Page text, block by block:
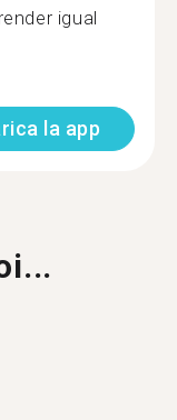
igual
la app